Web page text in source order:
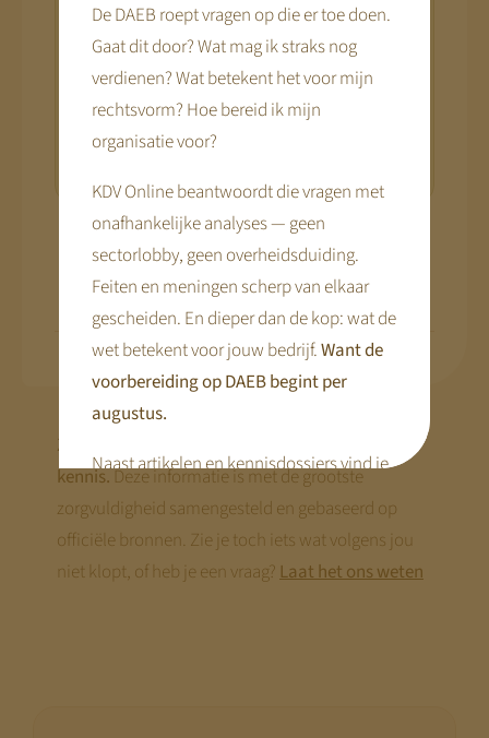
wat je moet regelen, en wanneer. Wil je als
eerste horen zodra dat er is?
Ik wil weten wat dit voor mij
betekent
Deel dit artikel via...
Zorgvuldig samengesteld — en open voor jouw
kennis.Deze informatie is met de grootste
zorgvuldigheid samengesteld en gebaseerd op
officiële bronnen. Zie je toch iets wat volgens jou
niet klopt, of heb je een vraag?Laat het ons weten
De DAEB roept vragen op die er toe doen.
Gaat dit door? Wat mag ik straks nog
verdienen? Wat betekent het voor mijn
rechtsvorm? Hoe bereid ik mijn
organisatie voor?
KDV Online beantwoordt die vragen met
onafhankelijke analyses — geen
sectorlobby, geen overheidsduiding.
Feiten en meningen scherp van elkaar
gescheiden. En dieper dan de kop: wat de
wet betekent voor jouw bedrijf.Want de
voorbereiding op DAEB begint per
augustus.
Naast artikelen en kennisdossiers vind je
hier praktische tools en webinars die je
voorbereiding concreet maken.
Disclaimer: